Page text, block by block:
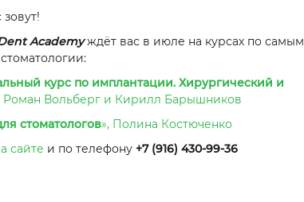
Academyждёт вас в июле на курсах по самым
курс по имплантации. Хирургический и
Роман Вольберг и Кирилл Барышников
стоматологов», Полина Костюченко
сайте и по телефону +7 (916) 430-99-36